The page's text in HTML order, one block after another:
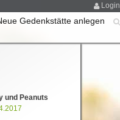
Login
Gedenkstätte anlegen
und Peanuts